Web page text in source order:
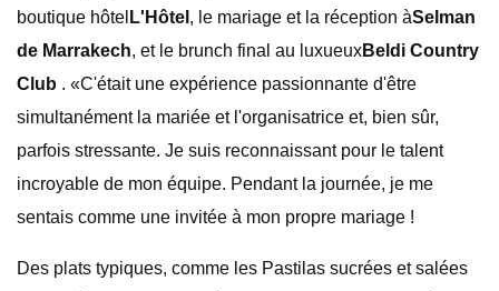
boutique hôtel L'Hôtel , le mariage et la réception àSelman
de Marrakech, et le brunch final au luxueuxBeldi Country
Club . «C'était une expérience passionnante d'être
simultanément la mariée et l'organisatrice et, bien sûr,
parfois stressante. Je suis reconnaissant pour le talent
incroyable de mon équipe. Pendant la journée, je me
sentais comme une invitée à mon propre mariage !
Des plats typiques, comme les Pastilas sucrées et salées